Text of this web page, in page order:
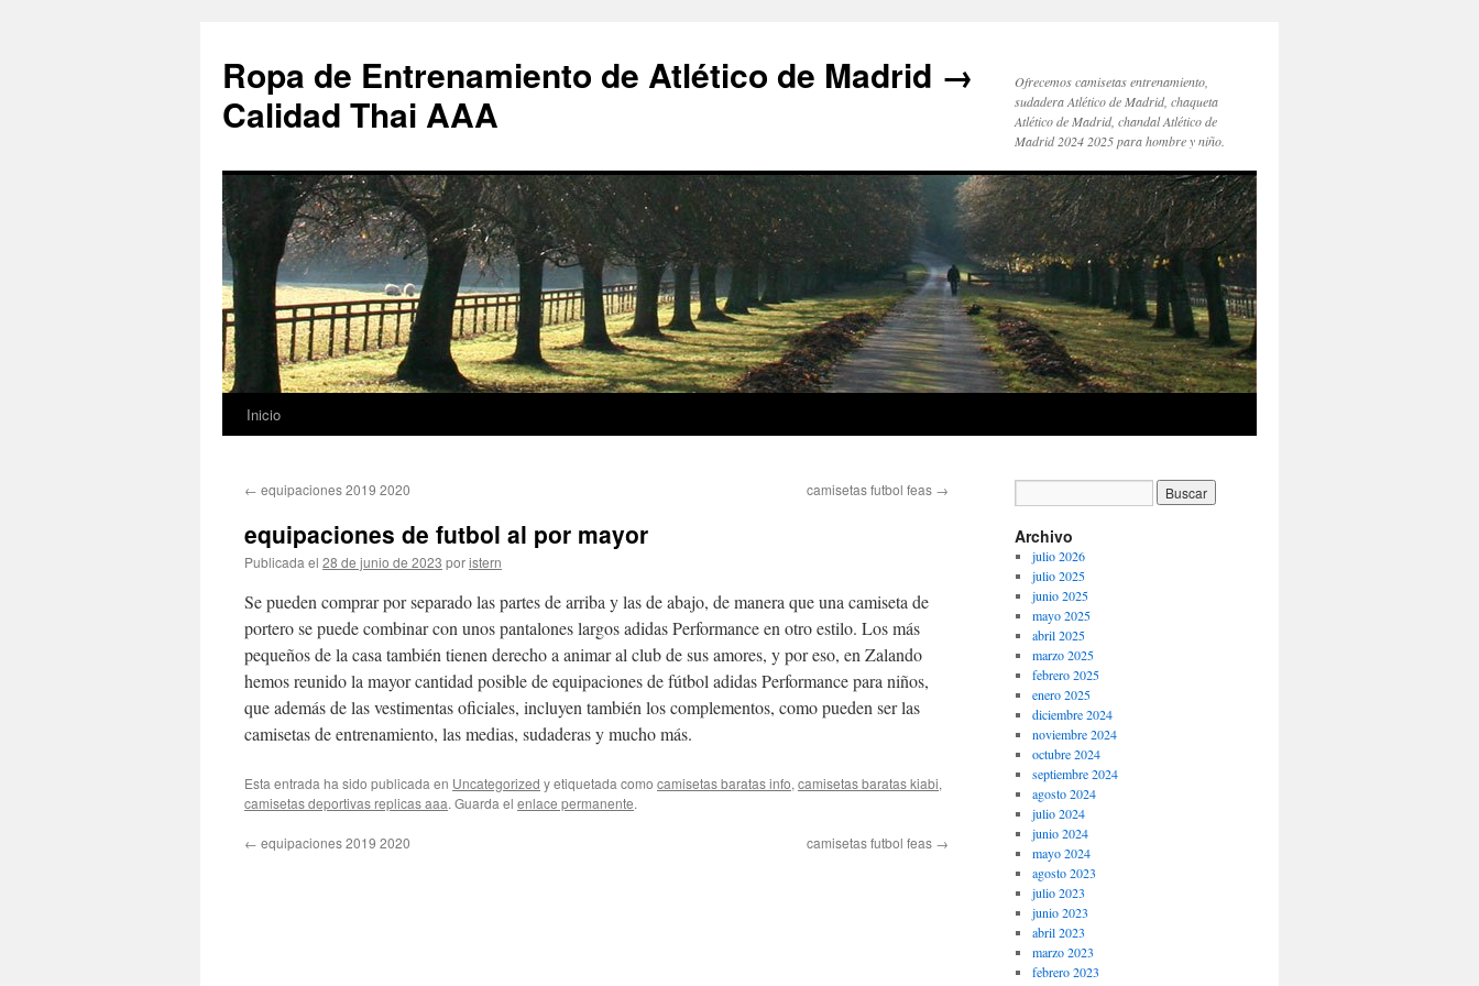
Ropa de Entrenamiento de Atlético de Madrid →
Calidad Thai AAA
Ofrecemos camisetas entrenamiento,
sudadera Atlético de Madrid, chaqueta
Atlético de Madrid, chandal Atlético de
Madrid 2024 2025 para hombre y niño.
Saltar
contenido
Inicio
← equipaciones 2019 2020 camisetas futbol feas →
equipaciones de futbol al por mayor
Publicada el 28 de junio de 2023 poristern
Se pueden comprar por separado las partes de arriba y las de abajo, de manera que una camiseta de
portero se puede combinar con unos pantalones largos adidas Performance en otro estilo. Los más
pequeños de la casa también tienen derecho a animar al club de sus amores, y por eso, en Zalando
hemos reunido la mayor cantidad posible de equipaciones de fútbol adidas Performance para niños,
que además de las vestimentas oficiales, incluyen también los complementos, como pueden ser las
camisetas de entrenamiento, las medias, sudaderas y mucho más.
Esta entrada ha sido publicada en Uncategorized y etiquetada como camisetas baratas info, camisetas baratas kiabi,
camisetas deportivas replicas aaa. Guarda el enlace permanente.
← equipaciones 2019 2020 camisetas futbol feas →
Archivo
julio 2026
julio 2025
junio 2025
mayo 2025
abril 2025
marzo 2025
febrero 2025
enero 2025
diciembre 2024
noviembre 2024
octubre 2024
septiembre 2024
agosto 2024
julio 2024
junio 2024
mayo 2024
agosto 2023
julio 2023
junio 2023
abril 2023
marzo 2023
febrero 2023